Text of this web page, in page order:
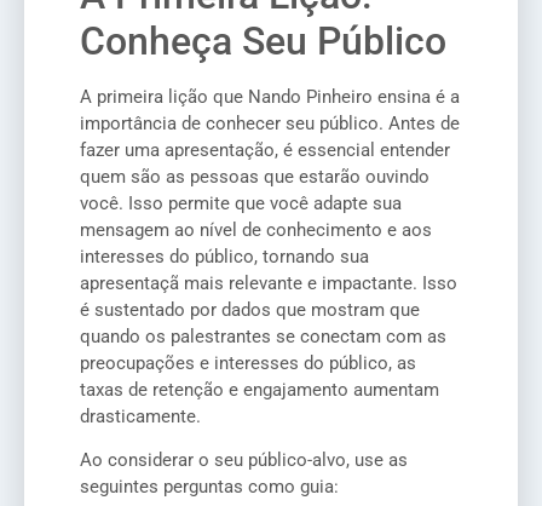
Conheça Seu Público
A primeira lição que Nando Pinheiro ensina é a
importância de conhecer seu público. Antes de
fazer uma apresentação, é essencial entender
quem são as pessoas que estarão ouvindo
você. Isso permite que você adapte sua
mensagem ao nível de conhecimento e aos
interesses do público, tornando sua
apresentaçã mais relevante e impactante. Isso
é sustentado por dados que mostram que
quando os palestrantes se conectam com as
preocupações e interesses do público, as
taxas de retenção e engajamento aumentam
drasticamente.
Ao considerar o seu público-alvo, use as
seguintes perguntas como guia: